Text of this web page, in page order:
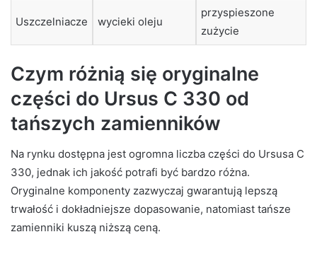
Uszczelniacze wycieki oleju
przyspieszone
zużycie
Czym różnią się oryginalne
części do Ursus C 330 od
tańszych zamienników
Na rynku dostępna jest ogromna liczba części do Ursusa C
330, jednak ich jakość potrafi być bardzo różna.
Oryginalne komponenty zazwyczaj gwarantują lepszą
trwałość i dokładniejsze dopasowanie, natomiast tańsze
zamienniki kuszą niższą ceną.